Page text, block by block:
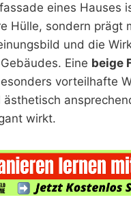
eines Hauses
Hülle, sondern prägt
und die
Eine beige
vorteilhafte
ästhetisch
wirkt.